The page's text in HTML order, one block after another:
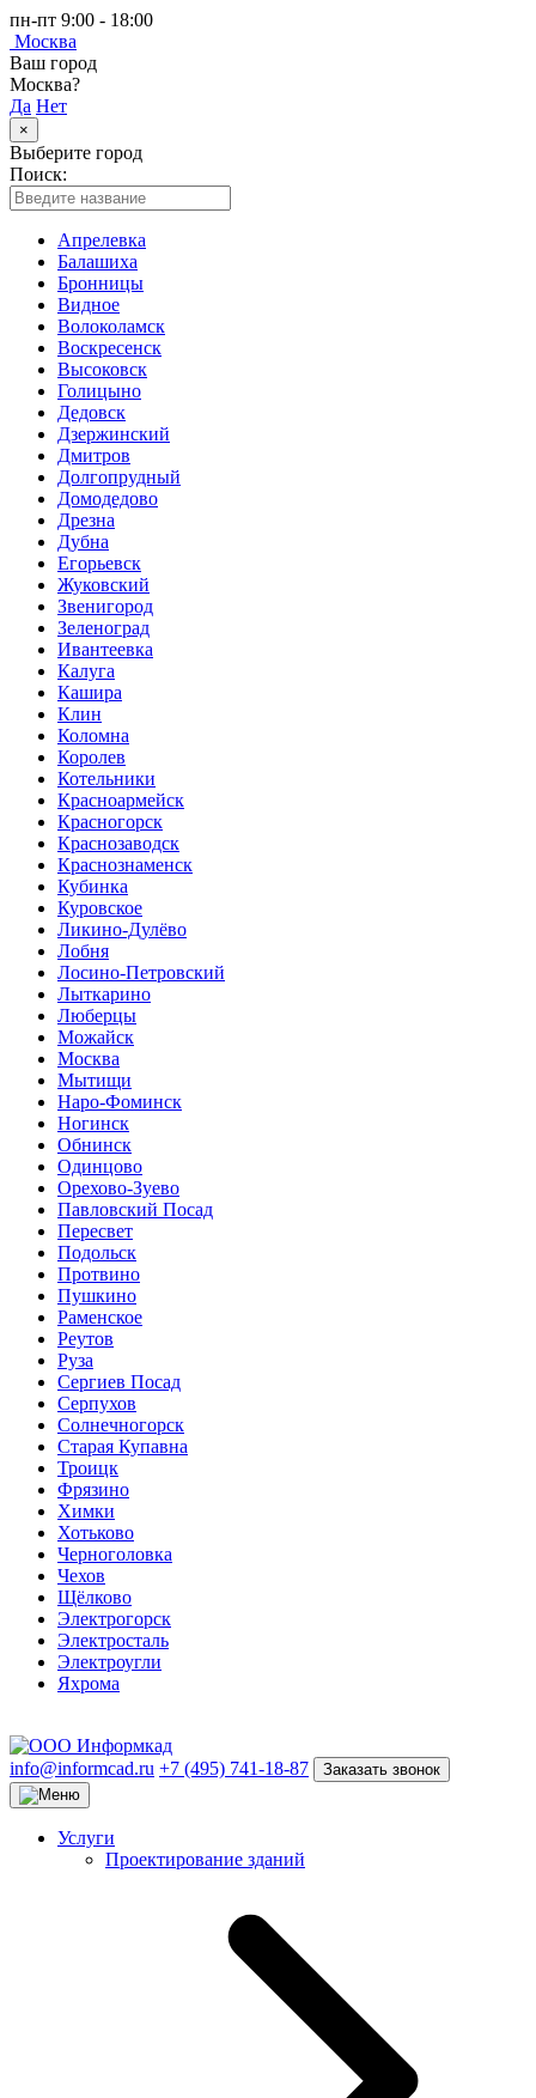
пн-пт 9:00 - 18:00
Москва
Ваш город
Москва?
Да Нет
×
Выберите город
Поиск:
Апрелевка
Балашиха
Бронницы
Видное
Волоколамск
Воскресенск
Высоковск
Голицыно
Дедовск
Дзержинский
Дмитров
Долгопрудный
Домодедово
Дрезна
Дубна
Егорьевск
Жуковский
Звенигород
Зеленоград
Ивантеевка
Калуга
Кашира
Клин
Коломна
Королев
Котельники
Красноармейск
Красногорск
Краснозаводск
Краснознаменск
Кубинка
Куровское
Ликино-Дулёво
Лобня
Лосино-Петровский
Лыткарино
Люберцы
Можайск
Москва
Мытищи
Наро-Фоминск
Ногинск
Обнинск
Одинцово
Орехово-Зуево
Павловский Посад
Пересвет
Подольск
Протвино
Пушкино
Раменское
Реутов
Руза
Сергиев Посад
Серпухов
Солнечногорск
Старая Купавна
Троицк
Фрязино
Химки
Хотьково
Черноголовка
Чехов
Щёлково
Электрогорск
Электросталь
Электроугли
Яхрома
info@informcad.ru +7 (495) 741-18-87 Заказать звонок
Услуги
Проектирование зданий